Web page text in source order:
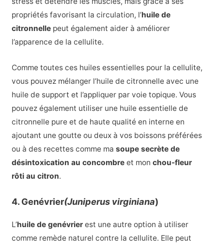
propriétés favorisant la circulation, l’huile de
citronnellepeut également aider à améliorer
l’apparence de la cellulite.
Comme toutes ces huiles essentielles pour la cellulite,
vous pouvez mélanger l’huile de citronnelle avec une
huile de support et l’appliquer par voie topique. Vous
pouvez également utiliser une huile essentielle de
citronnelle pure et de haute qualité en interne en
ajoutant une goutte ou deux à vos boissons préférées
ou à des recettes comme ma soupe secrète de
désintoxication au concombreet mon chou-fleur
rôti au citron.
4. Genévrier(Juniperus virginiana)
L’huile de genévrierest une autre option à utiliser
comme remède naturel contre la cellulite. Elle peut